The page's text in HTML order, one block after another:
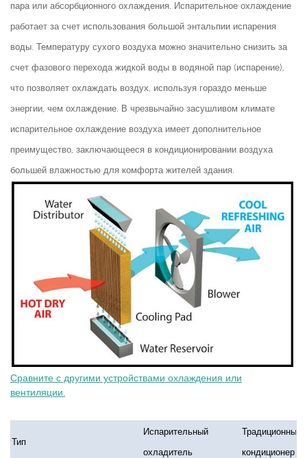
пара или абсорбционного охлаждения. Испарительное охлаждение
работает за счет использования большой энтальпии испарения
воды. Температуру сухого воздуха можно значительно снизить за
счет фазового перехода жидкой воды в водяной пар (испарение),
что позволяет охлаждать воздух, используя гораздо меньше
энергии, чем охлаждение. В чрезвычайно засушливом климате
испарительное охлаждение воздуха имеет дополнительное
преимущество, заключающееся в кондиционировании воздуха
большей влажностью для комфорта жителей здания.
Сравните с другими устройствами охлаждения или
вентиляции.
Тип
Испарительный
охладитель
Традиционный
кондиционер